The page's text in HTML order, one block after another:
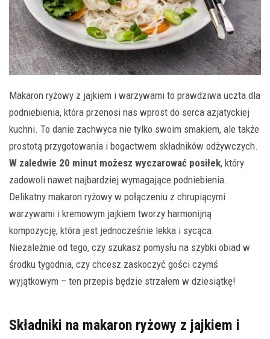
Makaron ryżowy z jajkiem i warzywami to prawdziwa uczta dla
podniebienia, która przenosi nas wprost do serca azjatyckiej
kuchni. To danie zachwyca nie tylko swoim smakiem, ale także
prostotą przygotowania i bogactwem składników odżywczych.
W zaledwie 20 minut możesz wyczarować posiłek, który
zadowoli nawet najbardziej wymagające podniebienia.
Delikatny makaron ryżowy w połączeniu z chrupiącymi
warzywami i kremowym jajkiem tworzy harmonijną
kompozycję, która jest jednocześnie lekka i sycąca.
Niezależnie od tego, czy szukasz pomysłu na szybki obiad w
środku tygodnia, czy chcesz zaskoczyć gości czymś
wyjątkowym – ten przepis będzie strzałem w dziesiątkę!
Składniki na makaron ryżowy z jajkiem i